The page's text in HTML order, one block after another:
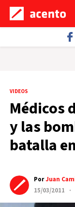
VIDEOS
Médicos
y las
batalla
PorJuan
15/03/2011 ·